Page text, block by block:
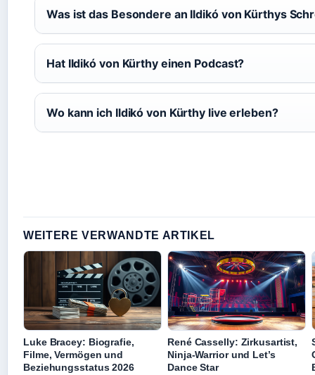
Was ist das Besondere an Ildikó von Kürthys
Hat Ildikó von Kürthy einen Podcast?
Wo kann ich Ildikó von Kürthy live erleben?
WEITERE VERWANDTE ARTIKEL
Luke Bracey: Biografie,
Filme, Vermögen und
Beziehungsstatus 2026
René Casselly: Zirkusartist,
Ninja-Warrior und Let’s
Dance Star